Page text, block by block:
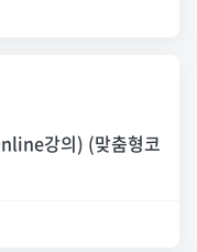
강의) (맞춤형코